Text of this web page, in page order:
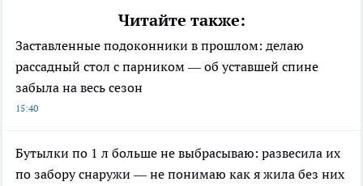
Читайте также:
Заставленные подоконники в прошлом: делаю
рассадный стол с парником — об уставшей спине
забыла на весь сезон
15:40
Бутылки по 1 л больше не выбрасываю: развесила их
по забору снаружи — не понимаю как я жила без них